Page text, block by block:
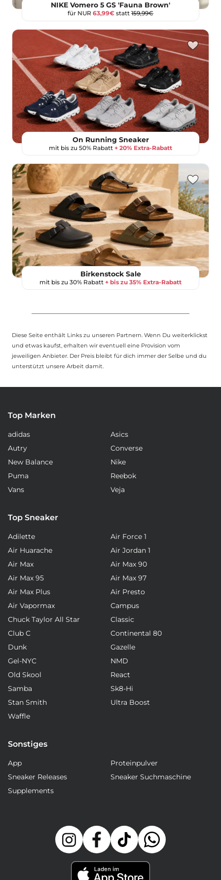
NIKE Vomero 5 GS 'Fauna Brown'
für NUR 63,99€ statt 159,99€
On Running Sneaker
mit bis zu 50% Rabatt + 20% Extra-Rabatt
Birkenstock Sale
mit bis zu 30% Rabatt + bis zu 35% Extra-Rabatt
Diese Seite enthält Links zu unseren Partnern. Wenn Du weiterklickst
und etwas kaufst, erhalten wir eventuell eine Provision vom
jeweiligen Anbieter. Der Preis bleibt für dich immer der Selbe und du
unterstützt unsere Arbeit damit.
Top Marken
adidas
Asics
Autry
Converse
New Balance
Nike
Puma
Reebok
Vans
Veja
Top Sneaker
Adilette
Air Force 1
Air Huarache
Air Jordan 1
Air Max
Air Max 90
Air Max 95
Air Max 97
Air Max Plus
Air Presto
Air Vapormax
Campus
Chuck Taylor All Star
Classic
Club C
Continental 80
Dunk
Gazelle
Gel-NYC
NMD
Old Skool
React
Samba
Sk8-Hi
Stan Smith
Ultra Boost
Waffle
Sonstiges
App
Proteinpulver
Sneaker Releases
Sneaker Suchmaschine
Supplements